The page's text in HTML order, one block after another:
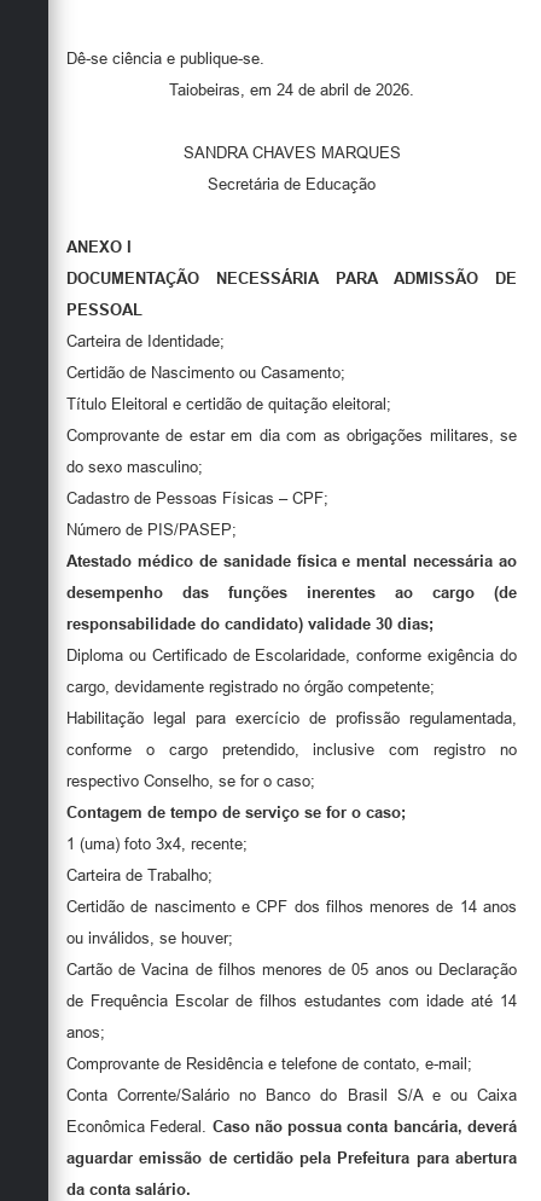
Dê-se ciência e publique-se.
Taiobeiras, em 24 de abril de 2026.
SANDRA CHAVES MARQUES
Secretária de Educação
ANEXO I
DOCUMENTAÇÃO NECESSÁRIA PARA ADMISSÃO DE
PESSOAL
Carteira de Identidade;
Certidão de Nascimento ou Casamento;
Título Eleitoral e certidão de quitação eleitoral;
Comprovante de estar em dia com as obrigações militares, se
do sexo masculino;
Cadastro de Pessoas Físicas – CPF;
Número de PIS/PASEP;
Atestado médico de sanidade física e mental necessária ao
desempenho das funções inerentes ao cargo (de
responsabilidade do candidato) validade 30 dias;
Diploma ou Certificado de Escolaridade, conforme exigência do
cargo, devidamente registrado no órgão competente;
Habilitação legal para exercício de profissão regulamentada,
conforme o cargo pretendido, inclusive com registro no
respectivo Conselho, se for o caso;
Contagem de tempo de serviço se for o caso;
1 (uma) foto 3x4, recente;
Carteira de Trabalho;
Certidão de nascimento e CPF dos filhos menores de 14 anos
ou inválidos, se houver;
Cartão de Vacina de filhos menores de 05 anos ou Declaração
de Frequência Escolar de filhos estudantes com idade até 14
anos;
Comprovante de Residência e telefone de contato, e-mail;
Conta Corrente/Salário no Banco do Brasil S/A e ou Caixa
Econômica Federal. Caso não possua conta bancária, deverá
aguardar emissão de certidão pela Prefeitura para abertura
da conta salário.